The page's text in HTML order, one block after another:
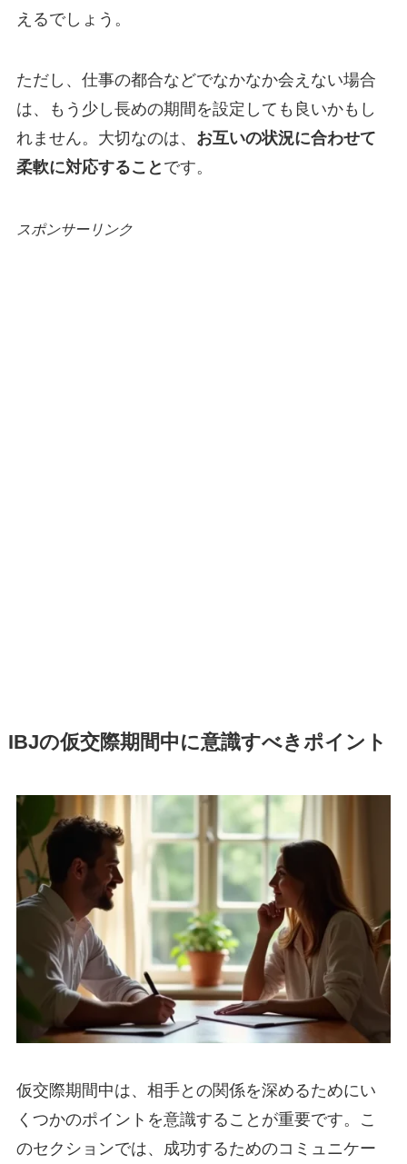
えるでしょう。
ただし、仕事の都合などでなかなか会えない場合
は、もう少し長めの期間を設定しても良いかもし
れません。大切なのは、 お互いの状況に合わせて
柔軟に対応すること です。
スポンサーリンク
IBJの仮交際期間中に意識すべきポイント
仮交際期間中は、相手との関係を深めるためにい
くつかのポイントを意識することが重要です。こ
のセクションでは、成功するためのコミュニケー